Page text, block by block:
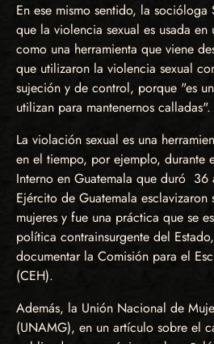
En ese mismo sentido, la
que la violencia sexual es usada en
como una herramienta que viene
que utilizaron la violencia sexual
sujeción y de control, porque "es
utilizan para mantenernos calladas".
La violación sexual es una
en el tiempo, por ejemplo, durante
Interno en Guatemala que duró 36
Ejército de Guatemala esclavizaron
mujeres y fue una práctica que se
política contrainsurgente del
documentar la Comisión para el
(CEH).
Además, la Unión Nacional de
(UNAMG), en un artículo sobre el